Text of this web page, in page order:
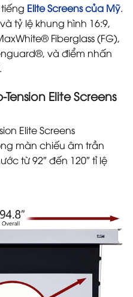
Elite Screens của Mỹ.
tỷ lệ khung hình 16:9,
Fiberglass (FG),
và điểm nhấn
Elite Screens
Elite Screens
màn chiếu âm trần
từ 92″ đến 120″ tỉ lệ